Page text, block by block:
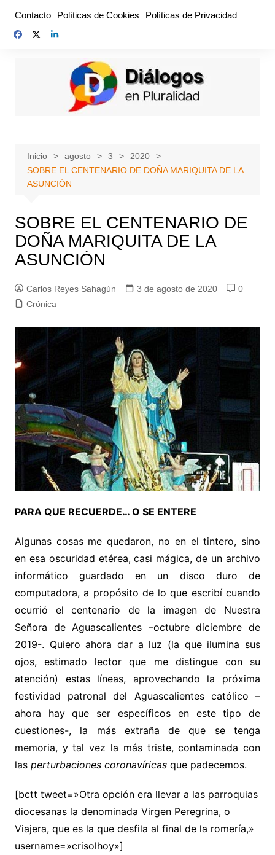
contenido
Contacto Políticas de Cookies Políticas de Privacidad
Inicio agosto 3
2020
SOBRE EL CENTENARIO DE DOÑA MARIQUITA DE LA
ASUNCIÓN
SOBRE EL CENTENARIO DE
DOÑA MARIQUITA DE LA
ASUNCIÓN
Carlos Reyes Sahagún 3 de agosto de 2020
0
Crónica
PARA QUE RECUERDE… O SE ENTERE
Algunas cosas me quedaron, no en el tintero, sino
en esa oscuridad etérea, casi mágica, de un archivo
informático guardado en un disco duro de
computadora, a propósito de lo que escribí cuando
ocurrió el centenario de la imagen de Nuestra
Señora de Aguascalientes –octubre diciembre de
2019-. Quiero ahora dar a luz (la que ilumina sus
ojos, estimado lector que me distingue con su
atención) estas líneas, aprovechando la próxima
festividad patronal del Aguascalientes católico –
ahora hay que ser específicos en este tipo de
cuestiones-, la más extraña de que se tenga
memoria, y tal vez la más triste, contaminada con
las perturbaciones coronavíricasque padecemos.
[bctt tweet=»Otra opción era llevar a las parroquias
diocesanas la denominada Virgen Peregrina, o
Viajera, que es la que desfila al final de la romería,»
username=»crisolhoy»]